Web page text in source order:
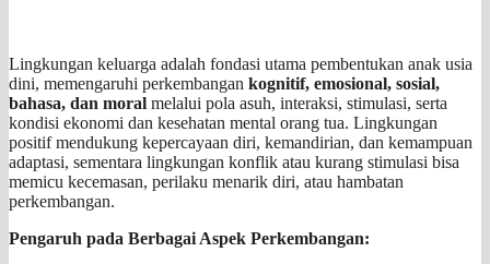
Lingkungan keluarga adalah fondasi utama pembentukan anak usia
dini, memengaruhi perkembangan kognitif, emosional, sosial,
bahasa, dan moral melalui pola asuh, interaksi, stimulasi, serta
kondisi ekonomi dan kesehatan mental orang tua. Lingkungan
positif mendukung kepercayaan diri, kemandirian, dan kemampuan
adaptasi, sementara lingkungan konflik atau kurang stimulasi bisa
memicu kecemasan, perilaku menarik diri, atau hambatan
perkembangan.
Pengaruh pada Berbagai Aspek Perkembangan: